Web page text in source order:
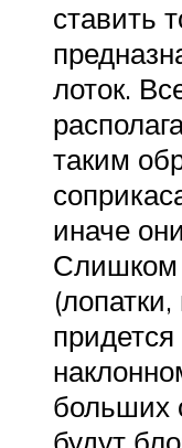
ставить
лоток.
таким
иначе
придется
больших